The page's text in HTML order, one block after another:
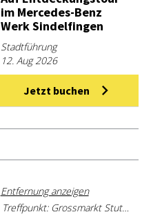
im Mer­ce­des-Benz
Werk Sin­del­fin­gen
Stadtführung
12. Aug 2026
Jetzt buchen
Entfernung anzeigen
Treffpunkt: Grossmarkt Stuttgart, Langwiesenweg 30, 70327 Stuttgart, Pforte